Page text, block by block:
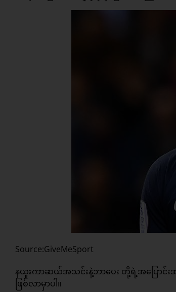
Source:GiveMeSport
နယူးကာဆယ်အသင်းနဲ့ဘာပေး တို့ရဲ့အပြော
ဖြစ်လာမှာပါ။